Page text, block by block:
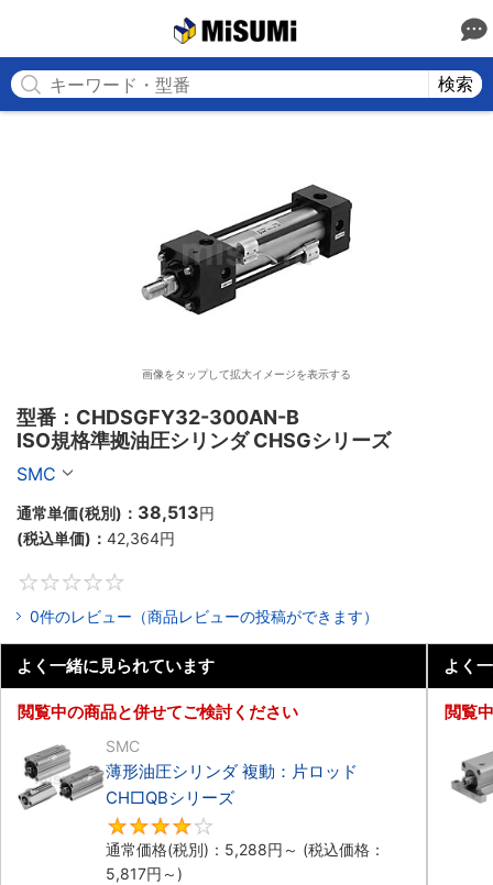
検索
画像をタップして拡大イメージを表示する
型番：CHDSGFY32-300AN-B
ISO規格準拠油圧シリンダ CHSGシリーズ
SMC
通常単価(税別)： 38,513円
(税込単価)： 42,364円
0件のレビュー（商品レビューの投稿ができます）
よく一緒に見られています
閲覧中の商品と併せてご検討ください
SMC
薄形油圧シリンダ 複動：片ロッド
CH□QBシリーズ
通常価格(税別)： 5,288円 ～ (税込価格：
5,817円 ～)
よく
閲覧